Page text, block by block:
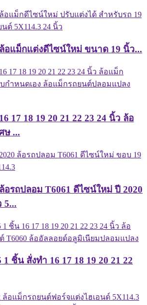
อแม็กแต่งดีไซน์ใหม่ ขนาด 19 นิ้ว...
17 18 19 20 21 22 23 24 นิ้ว ล้อ
ษ ...
อรถปลอม T6061 ดีไซน์ใหม่ ปี 2020
5...
1 ชิ้น สั่งทำ 16 17 18 19 20 21 22